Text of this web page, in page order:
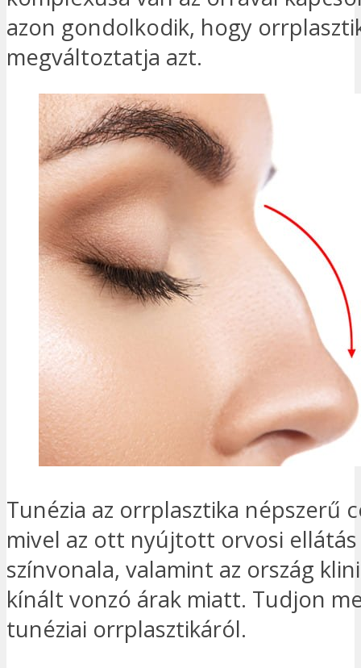
azon gondolkodik, hogy
megváltoztatja azt.
Tunézia az orrplasztika népszerű
mivel az ott nyújtott orvosi ellátás
színvonala, valamint az ország
kínált vonzó árak miatt. Tudjon
tunéziai orrplasztikáról.